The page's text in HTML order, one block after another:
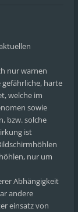
nur warnen
gefährliche, harte
welche im
sowie
bzw. solche
ist
nur um
Abhängigkeit
andere
einsatz von